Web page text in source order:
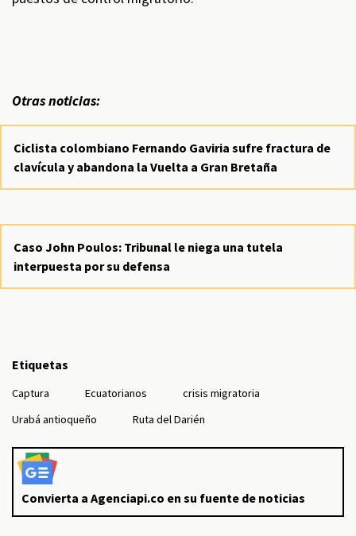
Otras noticias:
Ciclista colombiano Fernando Gaviria sufre fractura de
clavícula y abandona la Vuelta a Gran Bretaña
Caso John Poulos: Tribunal le niega una tutela
interpuesta por su defensa
Etiquetas
Captura Ecuatorianos
crisis migratoria
Urabá antioqueño
Ruta del Darién
Convierta a Agenciapi.co en su fuente de noticias